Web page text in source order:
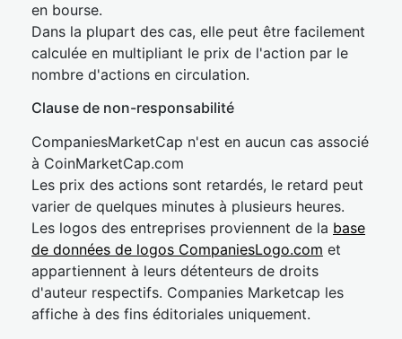
en bourse.
Dans la plupart des cas, elle peut être facilement
calculée en multipliant le prix de l'action par le
nombre d'actions en circulation.
Clause de non-responsabilité
CompaniesMarketCap n'est en aucun cas associé
à CoinMarketCap.com
Les prix des actions sont retardés, le retard peut
varier de quelques minutes à plusieurs heures.
Les logos des entreprises proviennent de la base
de données de logos CompaniesLogo.com et
appartiennent à leurs détenteurs de droits
d'auteur respectifs. Companies Marketcap les
affiche à des fins éditoriales uniquement.